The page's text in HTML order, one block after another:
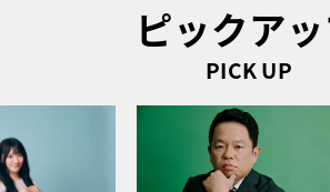
ピックア
PICK UP